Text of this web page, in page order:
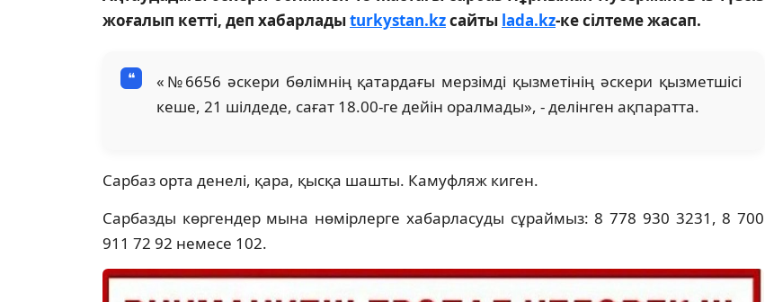
жоғалып кетті, деп хабарладыturkystan.kzсайты lada.kz-ке сілтеме жасап.
«№6656 әскери бөлімнің қатардағы мерзімді қызметінің әскери қызметшісі
кеше, 21 шілдеде, сағат 18.00-ге дейін оралмады», - делінген ақпаратта.
Сарбаз орта денелі, қара, қысқа шашты. Камуфляж киген.
Сарбазды көргендер мына нөмірлерге хабарласуды сұраймыз: 8 778 930 3231, 8 700
911 72 92 немесе 102.